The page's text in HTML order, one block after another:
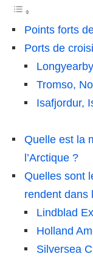
Points forts
Ports de
Tromso,
Isafjordur,
Quelle est la
l’Arctique ?
Quelles sont
rendent dans
Lindblad
Holland
Silversea